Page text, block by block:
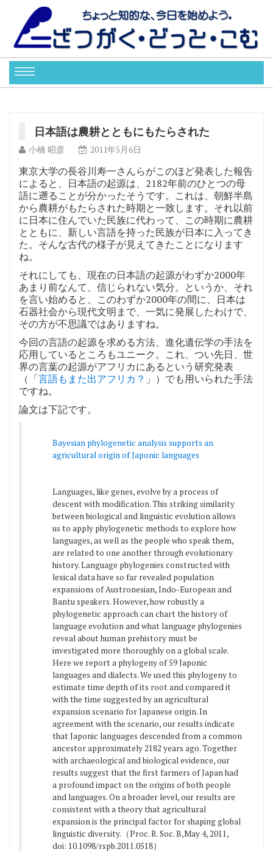
日本語は農耕とともにもたらされた
小橋 昭彦 2011年5月6日
東京大学の長谷川寿一さんらがこのほど発表した報告
によると、日本語の起源は、2182年前のひとつの母
語に遡ることが分かったそうです。これは、朝鮮半島
から農耕がもたらされた時期と一致します。それ以前
に日本に住んでいた民族に代わって、この時期に農耕
とともに、新しい言語を持った民族が日本に入ってき
た。そんな古代の様子が見えてきたことになります
ね。
それにしても、現在の日本語の起源がわずか2000年
あまり前なんて、信じられない気分。というか、それ
を言い始めると、このわずか2000年の間に、日本は
石器社会から現代文明まで、一気に発展したわけで、
その方が不思議ではありますね。
今回の言語の起源を求める方法、進化遺伝学の手法を
応用しているところもユニーク。これ、つい先日、世
界の言葉の起源がアフリカにあるという研究発表
（「言語もまた出アフリカ？ 」）でも用いられた手法
ですね。
論文は下記です。
Bayesian phylogenetic analysis supports an
agricultural origin of Japonic languages
Languages, like genes, evolve by a process of
descent with modification. This striking similarity
between biological and linguistic evolution allows
us to apply phylogenetic methods to explore how
languages, as well as the people who speak them,
are related to one another through evolutionary
history. Language phylogenies constructed with
lexical data have so far revealed population
expansions of Austronesian, Indo-European and
Bantu speakers. However, how robustly a
phylogenetic approach can chart the history of
language evolution and what language phylogenies
reveal about human prehistory must be
investigated more thoroughly on a global scale.
Here we report a phylogeny of 59 Japonic
languages and dialects. We used this phylogeny to
estimate time depth of its root and compared it
with the time suggested by an agricultural
expansion scenario for Japanese origin. In
agreement with the scenario, our results indicate
that Japonic languages descended from a common
ancestor approximately 2182 years ago. Together
with archaeological and biological evidence, our
results suggest that the first farmers of Japan had
a profound impact on the origins of both people
and languages. On a broader level, our results are
consistent with a theory that agricultural
expansion is the principal factor for shaping global
linguistic diversity.（Proc. R. Soc. B,May 4, 2011,
doi: 10.1098/rspb.2011.0518）